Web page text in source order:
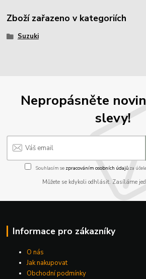
Zboží zařazeno v kategoriích
Suzuki
Nepropásněte
slevy!
Souhlasím se zpracováním osobních údajůza
Můžete se kdykoli odhlásit. Zasíláme
Informace pro zákazníky
O nás
Jak nakupovat
Obchodní podmínky